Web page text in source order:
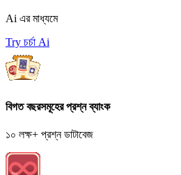
Ai এর মাধ্যমে
Try চর্চা Ai
বিগত বছরসমূহের প্রশ্ন ব্যাংক
১০ লক্ষ+ প্রশ্ন ডাটাবেজ